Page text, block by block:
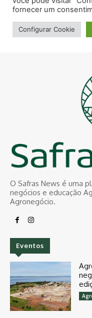
O Safras News é uma
negócios e educação
Agronegócio.
Eventos